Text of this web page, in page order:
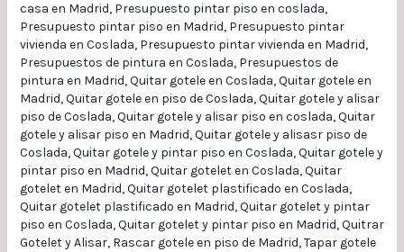
casa en Madrid, Presupuesto pintar piso en coslada,
Presupuesto pintar piso en Madrid, Presupuesto pintar
vivienda en Coslada, Presupuesto pintar vivienda en Madrid,
Presupuestos de pintura en Coslada, Presupuestos de
pintura en Madrid,Quitar gotele en Coslada,Quitar gotele en
Madrid,Quitar gotele en piso de Coslada,Quitar gotele y alisar
piso de Coslada,Quitar gotele y alisar piso en coslada,Quitar
gotele y alisar piso en Madrid,Quitar gotele y alisasr piso de
Coslada,Quitar gotele y pintar piso en Coslada,Quitar gotele y
pintar piso en Madrid,Quitar gotelet en Coslada,Quitar
gotelet en Madrid,Quitar gotelet plastificado en Coslada,
Quitar gotelet plastificado en Madrid,Quitar gotelet y pintar
piso en Coslada,Quitar gotelet y pintar piso en Madrid,Quitrar
Gotelet y Alisar, Rascar gotele en piso de Madrid,Tapar gotele